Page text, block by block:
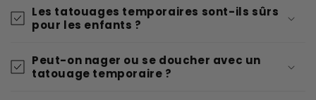
Les tatouages temporaires sont-ils sûrs
pour les enfants ?
Peut-on nager ou se doucher avec un
tatouage temporaire ?